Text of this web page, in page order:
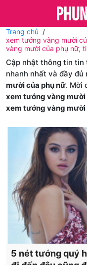
Trang chủ
xem tướng vàng mười
vàng mười của phụ nữ,
Cập nhật thông tin tin
nhanh nhất và đầy đủ
mười của phụ nữ. Mời
xem tướng vàng mười
xem tướng vàng mười
5 nét tướng quý